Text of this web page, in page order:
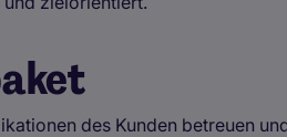
des Kunden betreuen